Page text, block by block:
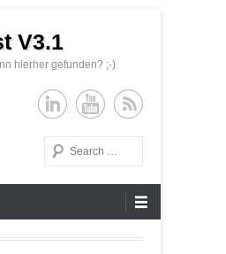
V3.1
hierher gefunden? ;-)
Search